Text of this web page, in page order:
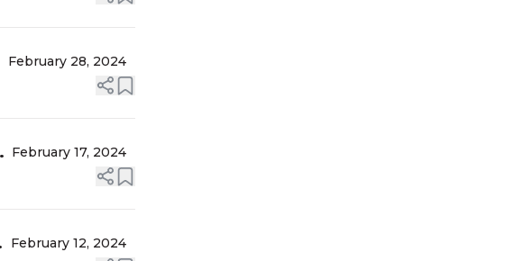
February 28, 2024
February 17, 2024
February 12, 2024